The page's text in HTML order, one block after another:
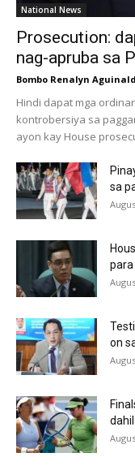
National News
Prosecution:
nag-apruba sa
Bombo Renalyn
Hindi dapat mga
kontrobersiya sa
ayon kay House
sa
para
on